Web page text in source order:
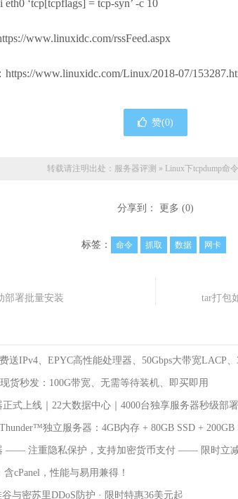
‘tcp[tcpflags] = tcp-syn’ -c 10
www.linuxidc.com/rssFeed.aspx
：https://www.linuxidc.com/Linux/2018-07/
赞(0)
转载请注明出处： 服务器评测 » Linux下tcpdump命
分享到： 更多 (0)
标签： 命令 抓取 数据 网卡
部署批量安装
tar打包
送IPv4、EPYC高性能处理器、50Gbps大带宽LACP
货秒发：100G带宽、无需等待装机、即买即用
正式上线｜22大数据中心｜4000台独享服务器秒级部署
独立服务器：4GB内存 + 80GB SSD + 200GB
—— 注重隐私保护，支持加密货币支付 —— 限时立减
cPanel，性能与易用兼得！
与密苏里DDoS防护 · 限时特惠36美元起